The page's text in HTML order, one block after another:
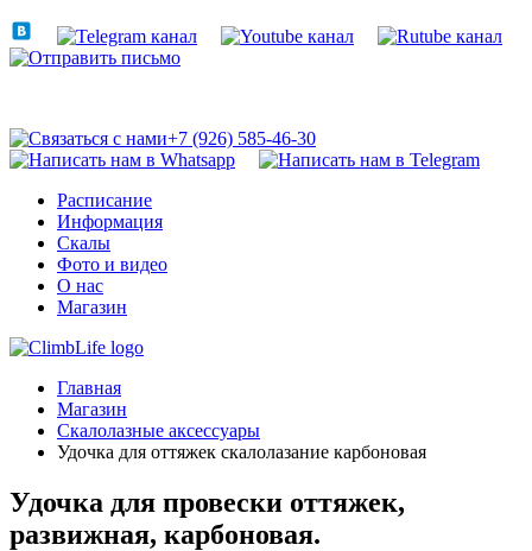
+7 (926) 585-46-30
Расписание
Информация
Скалы
Фото и видео
О нас
Магазин
Главная
Магазин
Скалолазные аксессуары
Удочка для оттяжек скалолазание карбоновая
Удочка для провески оттяжек,
развижная, карбоновая.